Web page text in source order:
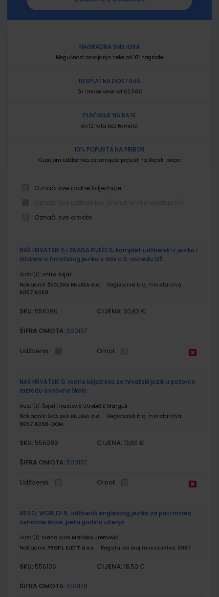
NAGRADNA SMS IGRA
Mogućnost osvajanja neke od 101 nagrade
BESPLATNA DOSTAVA
Za iznose veće od 62,50€
PLAĆANJE NA RATE
do 12 rata bez kamata
10% POPUSTA NA PRIBOR
Kupnjom udžbenika ostvarujete popust na školski pribor
Označi sve radne bilježnice
Označi sve omote
proizvodi
NAŠ HRVATSKI 5 i SNAGA RIJEČI 5; komplet udžbenik iz jezika i
čitanka iz hrvatskog jezika s dds u 5. razredu OŠ
Autor(i): Anita Šojat
Nakladnik: ŠKOLSKA KNJIGA d.d.
Registarski broj ministarstva:
6057;6058
SKU: 556280 CIJENA: 30,82 €
ŠIFRA OMOTA: 500157
Udžbenik Omot
NAŠ HRVATSKI 5; radna bilježnica za hrvatski jezik u petome
razredu osnovne škole
Autor(i): Šojat Hrastović Utrobičić Marguš
Nakladnik: ŠKOLSKA KNJIGA d.d.
Registarski broj ministarstva:
6057;6058-DOM
SKU: 556089 CIJENA: 13,60 €
ŠIFRA OMOTA: 500157
Udžbenik Omot
HELLO, WORLD! 5; udžbenik engleskog jezika za peti razred
osnovne škole, peta godina učenja
Autor(i): Ivana Kirin Marinko Uremović
Nakladnik: PROFIL KLETT d.o.o. Registarski broj ministarstva: 5987
SKU: 556106 CIJENA: 18,50 €
ŠIFRA OMOTA: 500178